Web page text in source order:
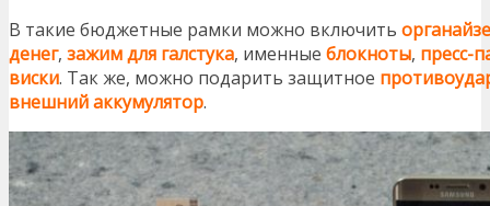
В такие бюджетные рамки можно включить
денег, зажим для галстука, именные блокноты, пресс-
виски. Так же, можно подарить защитное
внешний аккумулятор.